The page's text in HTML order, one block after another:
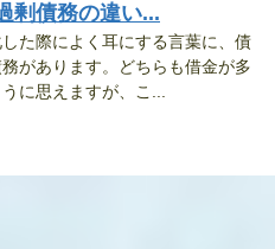
剰債務の違い...
た際によく耳にする言葉に、債
があります。どちらも借金が多
に思えますが、こ...